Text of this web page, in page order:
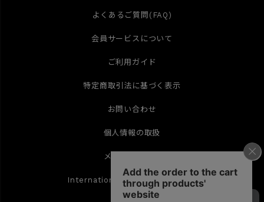
よくあるご質問(FAQ)
会員サービスについて
ご利用ガイド
特定商取引法に基づく表示
お問い合わせ
個人情報の取扱
メールマガジン
International Shipping(English)